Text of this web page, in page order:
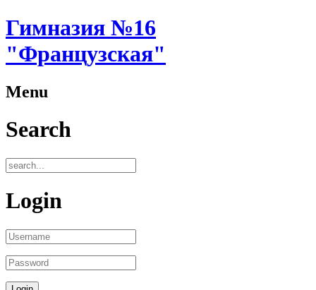
Гимназия №16
"Французская"
Menu
Search
Login